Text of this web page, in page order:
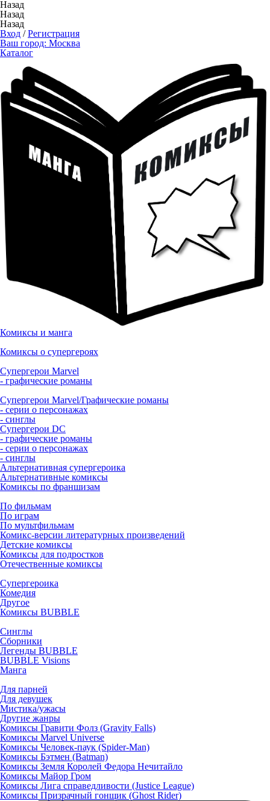
Назад
Назад
Назад
Вход /Регистрация
Ваш город: Москва
Каталог
Комиксы и манга
Комиксы о супергероях
Супергерои Marvel
- графические романы
Супергерои Marvel/Графические романы
- серии о персонажах
- синглы
Супергерои DC
- графические романы
- серии о персонажах
- синглы
Альтернативная супергероика
Альтернативные комиксы
Комиксы по франшизам
По фильмам
По играм
По мультфильмам
Комикс-версии литературных произведений
Детские комиксы
Комиксы для подростков
Отечественные комиксы
Супергероика
Комедия
Другое
Комиксы BUBBLE
Синглы
Сборники
Легенды BUBBLE
BUBBLE Visions
Манга
Для парней
Для девушек
Мистика/ужасы
Другие жанры
Комиксы Гравити Фолз (Gravity Falls)
Комиксы Marvel Universe
Комиксы Человек-паук (Spider-Man)
Комиксы Бэтмен (Batman)
Комиксы Земля Королей Федора Нечитайло
Комиксы Майор Гром
Комиксы Лига справедливости (Justice League)
Комиксы Призрачный гонщик (Ghost Rider)